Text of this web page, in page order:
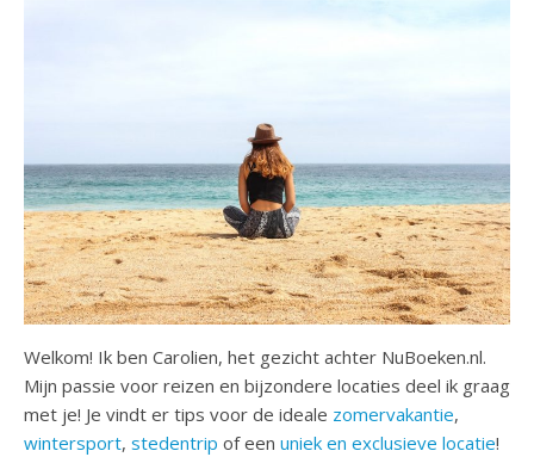
Welkom! Ik ben Carolien, het gezicht achter NuBoeken.nl.
Mijn passie voor reizen en bijzondere locaties deel ik graag
met je! Je vindt er tips voor de ideale zomervakantie,
wintersport, stedentrip of een uniek en exclusieve locatie!